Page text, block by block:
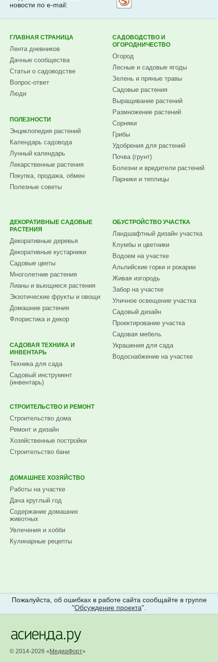
новости по e-mail:
ГЛАВНАЯ СТРАНИЦА
Лента дневников
Дачные сообщества
Статьи о садоводстве
Вопрос-ответ
Люди
ПОЛЕЗНОСТИ
Энциклопедия растений
Календарь садовода
Лунный календарь
Лекарственные растения
Покупка, продажа, обмен
Полезные советы
САДОВОДСТВО И
ОГОРОДНИЧЕСТВО
Огород
Лесные и садовые ягоды
Зелень и пряные травы
Садовые растения
Выращивание растений
Размножение растений
Сорняки
Грибы
Удобрения для растений
Почва (грунт)
Болезни и вредители растений
Парники и теплицы
ДЕКОРАТИВНЫЕ САДОВЫЕ
РАСТЕНИЯ
Декоративные деревья
Декоративные кустарники
Садовые цветы
Многолетние растения
Лианы и вьющиеся растения
Экзотические фрукты и овощи
Домашние растения
Флористика и декор
САДОВАЯ ТЕХНИКА И
ИНВЕНТАРЬ
Техника для сада
Садовый инструмент
(инвентарь)
ОБУСТРОЙСТВО УЧАСТКА
Ландшафтный дизайн участка
Клумбы и цветники
Водоем на участке
Альпийские горки и рокарии
Живая изгородь
Забор на участке
Уличное освещение участка
Садовый дизайн
Проектирование участка
Садовая мебель
Украшения для сада
Водоснабжение на участке
СТРОИТЕЛЬСТВО И РЕМОНТ
Строительство дома
Ремонт и дизайн
Хозяйственные постройки
Строительство бани
ДОМАШНЕЕ ХОЗЯЙСТВО
Работы на участке
Дача круглый год
Содержание домашних
животных
Увлечения и хобби
Кулинарные рецепты
Пожалуйста, об ошибках в работе сайта сообщайте в группе
"Обсуждение проекта".
© 2014-2026 « МедиаФорт»